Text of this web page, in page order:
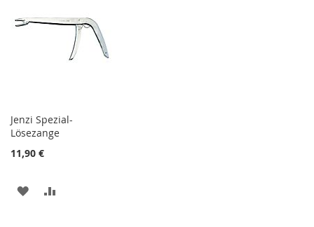
Jenzi Spezial-
Lösezange
11,90 €
ZUR